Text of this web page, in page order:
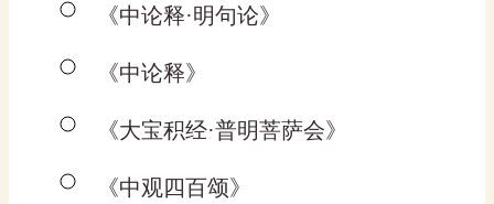
《中论释·明句论》
《中论释》
《大宝积经·普明菩萨会》
《中观四百颂》